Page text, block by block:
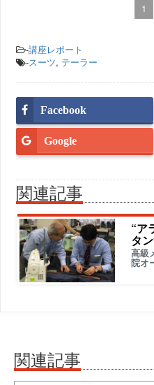
1
-講座レポート
-スーツ, テーラー
Facebook
Google
関連記事
“ア
タ
高級
院オ
関連記事